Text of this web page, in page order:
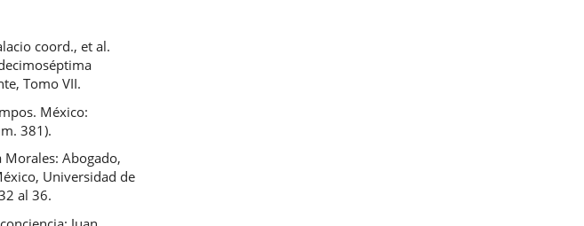
coord., et al.
Tomo VII.
México:
381).
Morales: Abogado,
Universidad de
al 36.